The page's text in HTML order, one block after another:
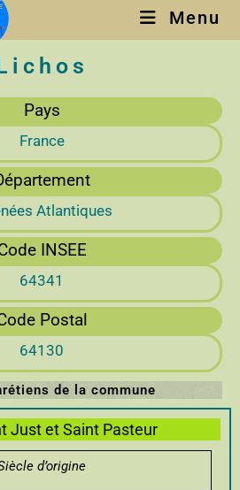
Menu
Pays
France
Atlantiques
INSEE
64341
Postal
64130
de la commune
Just et Saint Pasteur
d’origine